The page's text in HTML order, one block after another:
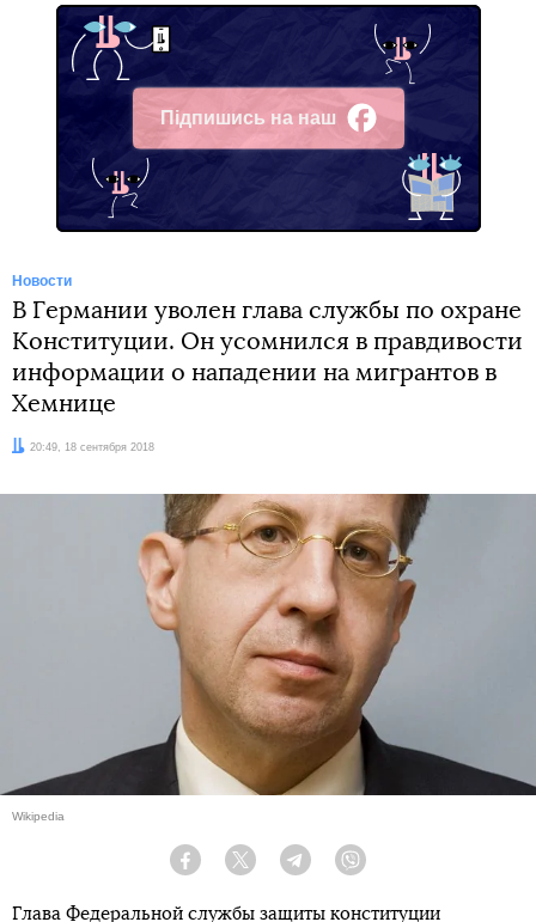
Підпишись на наш
Facebook
Новости
В Германии уволен глава службы по охране
Конституции. Он усомнился в правдивости
информации о нападении на мигрантов в
Хемнице
Дата:20:49, 18 сентября 2018
Wikipedia
Facebook Twitter Telegram
Глава Федеральной службы защиты конституции